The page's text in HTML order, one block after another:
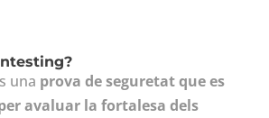
una prova de seguretat que es
avaluar la fortalesa dels